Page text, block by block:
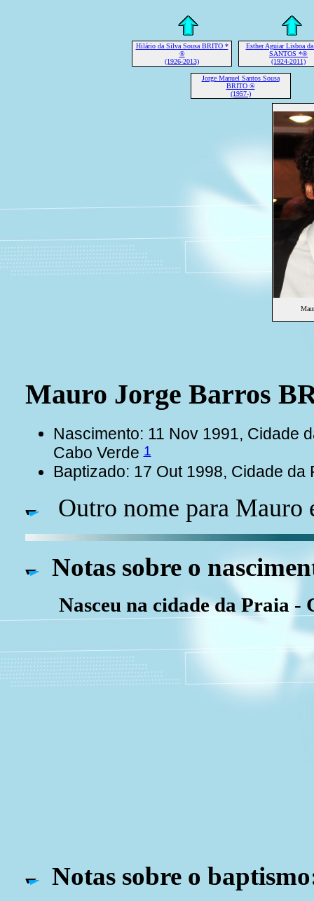
Hilário da Silva Sousa BRITO *
®
(1926-2013)
Esther Aguiar Lisboa
SANTOS *®
(1924-2011)
Jorge Manuel Santos Sousa
BRITO ®
(1957-)
Mauro Jorge Barros
Nascimento: 11 Nov 1991, Cidade
Cabo Verde1
Baptizado: 17 Out 1998, Cidade
Outro nome para Mauro
Notas sobre o
Nasceu na cidade da Praia -
Notas sobre o